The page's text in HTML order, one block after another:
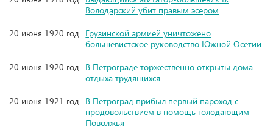
Володарский убит правым эсером
20 июня 1920 год Грузинской армией уничтожено
большевистское руководство Южной Осетии
20 июня 1920 год В Петрограде торжественно открыты дома
отдыха трудящихся
20 июня 1921 год В Петроград прибыл первый пароход с
продовольствием в помощь голодающим
Поволжья